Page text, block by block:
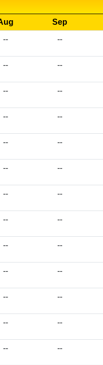
Sep
-- --
-- --
-- --
-- --
-- --
-- --
-- --
-- --
-- --
-- --
-- --
-- --
-- --